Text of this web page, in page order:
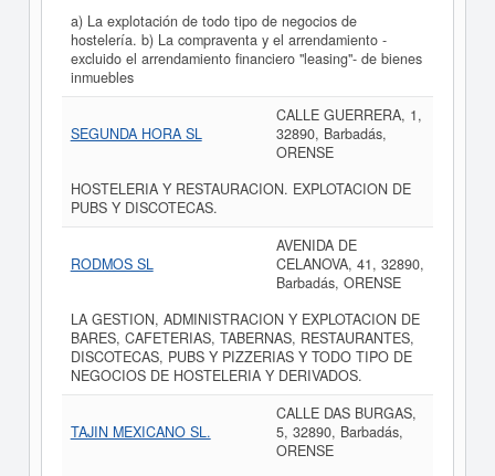
a) La explotación de todo tipo de negocios de
hostelería. b) La compraventa y el arrendamiento -
excluido el arrendamiento financiero "leasing"- de bienes
inmuebles
SEGUNDA HORA SL
CALLE GUERRERA, 1,
32890, Barbadás,
ORENSE
HOSTELERIA Y RESTAURACION. EXPLOTACION DE
PUBS Y DISCOTECAS.
RODMOS SL
AVENIDA DE
CELANOVA, 41, 32890,
Barbadás, ORENSE
LA GESTION, ADMINISTRACION Y EXPLOTACION DE
BARES, CAFETERIAS, TABERNAS, RESTAURANTES,
DISCOTECAS, PUBS Y PIZZERIAS Y TODO TIPO DE
NEGOCIOS DE HOSTELERIA Y DERIVADOS.
TAJIN MEXICANO SL.
CALLE DAS BURGAS,
5, 32890, Barbadás,
ORENSE